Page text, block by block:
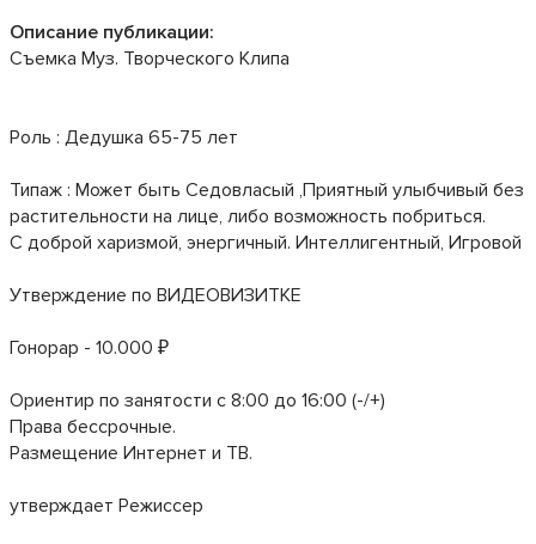
Описание публикации:
Съемка Муз. Творческого Клипа
Роль : Дедушка 65-75 лет
Типаж : Может быть Седовласый ,Приятный улыбчивый без
растительности на лице, либо возможность побриться.
С доброй харизмой, энергичный. Интеллигентный, Игровой
Утверждение по ВИДЕОВИЗИТКЕ
Гонорар - 10.000 ₽
Ориентир по занятости с 8:00 до 16:00 (-/+)
Права бессрочные.
Размещение Интернет и ТВ.
утверждает Режиссер